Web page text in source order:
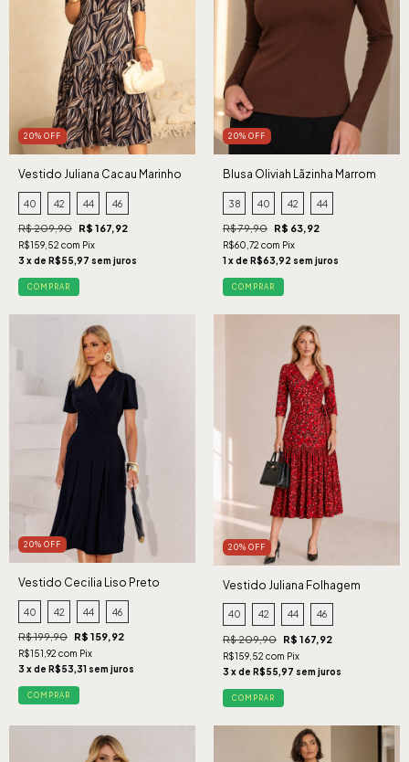
20% OFF
Vestido Juliana Cacau Marinho
40 42 44 46
R$ 209,90 R$ 167,92
R$159,52 com Pix
3 x de R$55,97 sem juros
COMPRAR
20% OFF
Blusa Oliviah Lãzinha Marrom
38 40 42 44
R$ 79,90 R$ 63,92
R$60,72 com Pix
1 x de R$63,92 sem juros
COMPRAR
20% OFF
Vestido Cecilia Liso Preto
40 42 44 46
R$ 199,90 R$ 159,92
R$151,92 com Pix
3 x de R$53,31 sem juros
COMPRAR
20% OFF
Vestido Juliana Folhagem
Vermelho
40 42 44 46
R$ 209,90 R$ 167,92
R$159,52 com Pix
3 x de R$55,97 sem juros
COMPRAR